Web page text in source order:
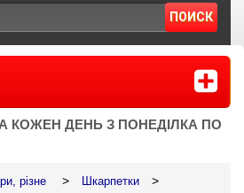
ПОИСК
КОЖЕН ДЕНЬ З ПОНЕДІЛКА ПО
різне > Шкарпетки >